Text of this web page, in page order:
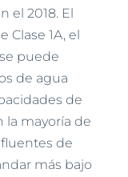
el 2018. El
Clase 1A, el
puede
de agua
de
la mayoría de
de
más bajo